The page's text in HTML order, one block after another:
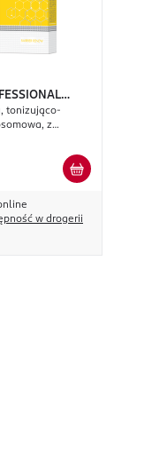
Renew
tonizująco-
z
w drogerii